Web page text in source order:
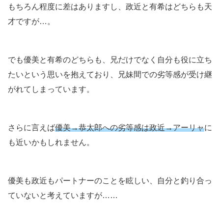
もちろん程度に差はありますし、政近と有希はどちらも天
才ですが…。
でも優美と有希のどちらも、兄だけでなく自分も役に立ち
たいという思いを抱えており、兄妹間での劣等感が受け継
がれてしまっています。
さらに言えば優美→恭太郎への劣等感は政近→アーリャに
も近いかもしれません。
優美も政近もパートナーのことを眩しい、自分と釣り合っ
ていないと考えていますが……